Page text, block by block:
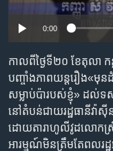
សម្ព័ន្ធ​
រំលង​
ចូល​
ទៅ​
កាន់​
ទំព័រ​
ស្វែង​
រក
Khmer English
ភាសា
0:00
កាល​ពី​ថ្ងៃ​ទី២០ ខែ​តុលា ក
បញ្ចាំង​ភាពយន្ត​រឿង​«មុន​
សម្លាប់‍​ប៉ា​របស់​ខ្ញុំ‍» ដល់​ទ
នៅ​តំបន់​ជាយ​រដ្ឋធានី​វ៉ាស៊ី
ដោយ​តារា​ហូលីវូដ​លោកស្
អារម្មណ៍​មិន​ត្រឹមតែ​ពលរដ្ឋ​